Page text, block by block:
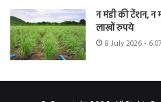
न मंडी की टेंशन, न
लाखों रुपये
8 July 2026 -